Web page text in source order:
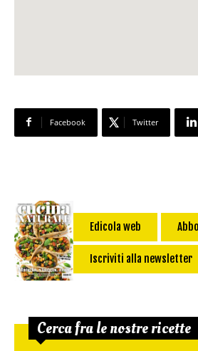
Facebook Twitter
Edicola web
Iscriviti alla newsletter
Cerca fra le nostre ricette